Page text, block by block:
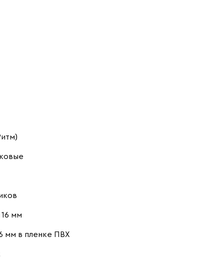
мм
мм в пленке ПВХ